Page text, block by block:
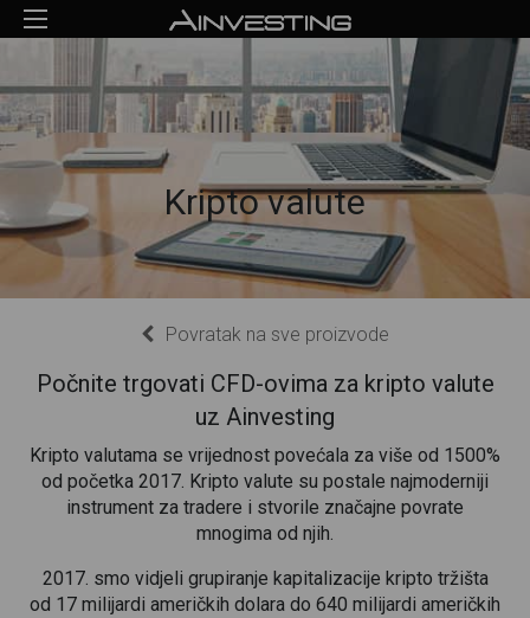
Kripto valute
Povratak na sve proizvode
Počnite trgovati CFD-ovima za kripto valute
uz Ainvesting
Kripto valutama se vrijednost povećala za više od 1500%
od početka 2017. Kripto valute su postale najmoderniji
instrument za tradere i stvorile značajne povrate
mnogima od njih.
2017. smo vidjeli grupiranje kapitalizacije kripto tržišta
od 17 milijardi američkih dolara do 640 milijardi američkih